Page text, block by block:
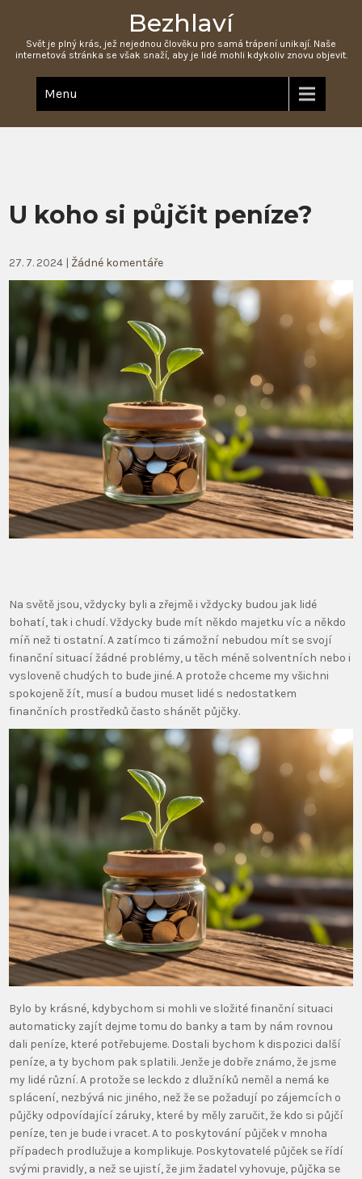
Bezhlaví
Svět je plný krás, jež nejednou člověku pro samá trápení unikají. Naše
internetová stránka se však snaží, aby je lidé mohli kdykoliv znovu objevit.
Menu
U koho si půjčit peníze?
27. 7. 2024 | Žádné komentáře
Na světě jsou, vždycky byli a zřejmě i vždycky budou jak lidé
bohatí, tak i chudí. Vždycky bude mít někdo majetku víc a někdo
míň než ti ostatní. A zatímco ti zámožní nebudou mít se svojí
finanční situací žádné problémy, u těch méně solventních nebo i
vysloveně chudých to bude jiné. A protože chceme my všichni
spokojeně žít, musí a budou muset lidé s nedostatkem
finančních prostředků často shánět půjčky.
Bylo by krásné, kdybychom si mohli ve složité finanční situaci
automaticky zajít dejme tomu do banky a tam by nám rovnou
dali peníze, které potřebujeme. Dostali bychom k dispozici další
peníze, a ty bychom pak splatili. Jenže je dobře známo, že jsme
my lidé různí. A protože se leckdo z dlužníků neměl a nemá ke
splácení, nezbývá nic jiného, než že se požadují po zájemcích o
půjčky odpovídající záruky, které by měly zaručit, že kdo si půjčí
peníze, ten je bude i vracet. A to poskytování půjček v mnoha
případech prodlužuje a komplikuje. Poskytovatelé půjček se řídí
svými pravidly, a než se ujistí, že jim žadatel vyhovuje, půjčka se